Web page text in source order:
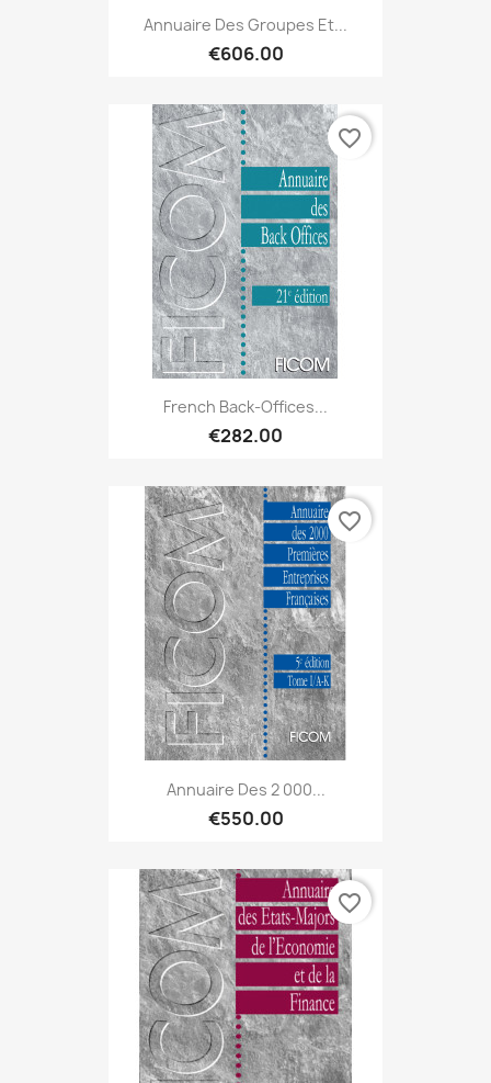
Annuaire Des Groupes Et...
€606.00
French Back-Offices...
€282.00
favorite_border
Annuaire Des 2 000...
€550.00
favorite_border
favorite_border